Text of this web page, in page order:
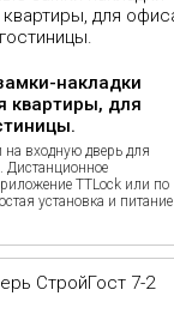
накладки
квартиры, для
входную дверь для
Дистанционное
TTLock или по
установка и питание